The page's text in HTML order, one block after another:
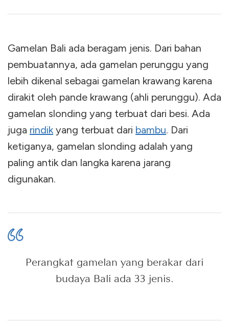
Gamelan Bali ada beragam jenis. Dari bahan
pembuatannya, ada gamelan perunggu yang
lebih dikenal sebagai gamelan krawang karena
dirakit oleh pande krawang (ahli perunggu). Ada
gamelan slonding yang terbuat dari besi. Ada
juga rindik yang terbuat dari bambu. Dari
ketiganya, gamelan slonding adalah yang
paling antik dan langka karena jarang
digunakan.
Perangkat gamelan yang berakar dari
budaya Bali ada 33 jenis.